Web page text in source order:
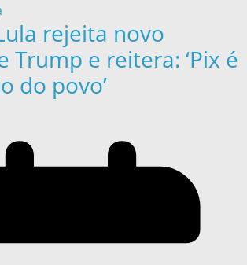
rejeita novo
Trump e reitera: ‘Pix é
do povo’